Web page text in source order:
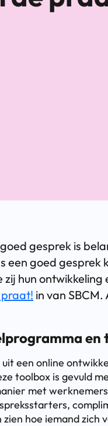
gesprek is
een goed gesprek
zij hun
in van
en
een online
toolbox is gevuld
met
hoe iemand zich